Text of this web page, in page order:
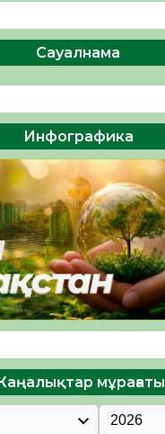
Сауалнама
Инфографика
мұрағаты